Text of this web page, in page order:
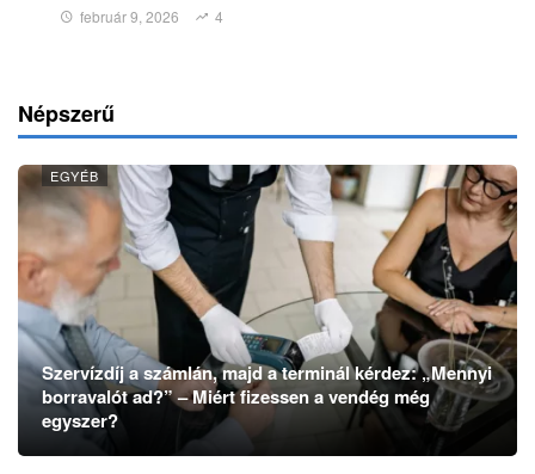
február 9, 2026 4
Népszerű
EGYÉB
Szervízdíj a számlán, majd a terminál kérdez: „Mennyi
borravalót ad?” – Miért fizessen a vendég még
egyszer?